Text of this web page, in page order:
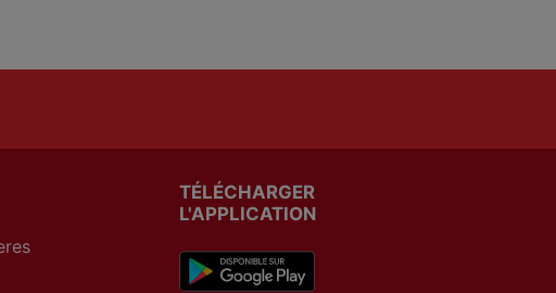
TÉLÉCHARGER
L'APPLICATION